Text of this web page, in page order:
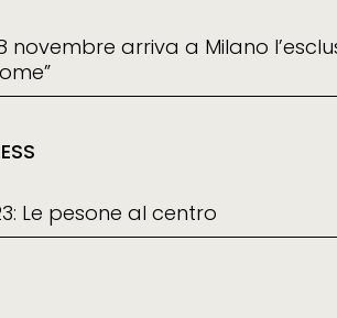
novembre arriva a Milano
Le pesone al centro